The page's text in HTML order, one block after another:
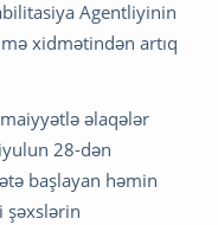
Agentliyinin
xidmətindən artıq
əlaqələr
28-dən
başlayan həmin
şəxslərin